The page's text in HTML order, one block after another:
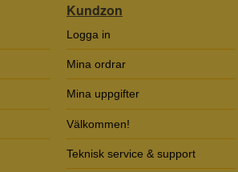
Kundzon
Logga in
Mina ordrar
Mina uppgifter
Välkommen!
Teknisk service & support